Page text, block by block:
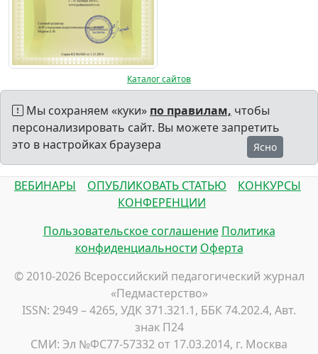
Каталог сайтов
Мы сохраняем «куки» по правилам, чтобы
персонализировать сайт. Вы можете запретить
это в настройках браузера
Ясно
ВЕБИНАРЫ ОПУБЛИКОВАТЬ СТАТЬЮ
КОНКУРСЫ
КОНФЕРЕНЦИИ
Пользовательское соглашение Политика
конфиденциальности Оферта
© 2010-2026 Всероссийский педагогический журнал
«Педмастерство»
ISSN: 2949 – 4265, УДК 371.321.1, ББК 74.202.4, Авт.
знак П24
СМИ: Эл №ФС77-57332 от 17.03.2014, г. Москва